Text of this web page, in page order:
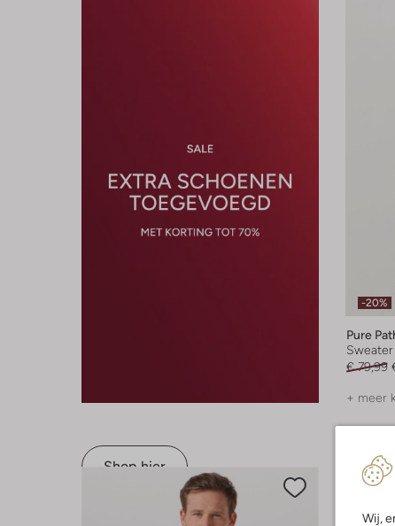
Wij,
Shop hier
-20%
Pure
Sweater
€ 79,99
+ meer